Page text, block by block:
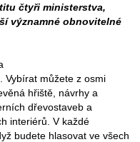
čtyři ministerstva,
významné obnovitelné
. Vybírat můžete z osmi
hřiště, návrhy a
dřevostaveb a
interiérů. V každé
budete hlasovat ve všech